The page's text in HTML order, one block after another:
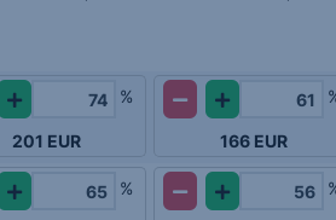
%
201 EUR 166 EUR
%